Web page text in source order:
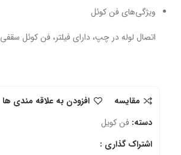
ویژگی‌های فن کوئل
اتصال لوله در چپ، دارای فیلتر، فن کوئل سقفی
مقایسه
افزودن به علاقه مندی ها
دسته: فن کویل
اشتراک گذاری :